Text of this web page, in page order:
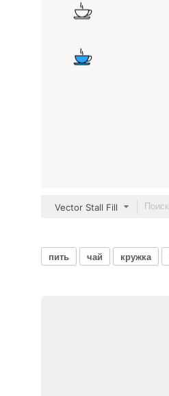
Vector Stall Fill
пить чай кружка